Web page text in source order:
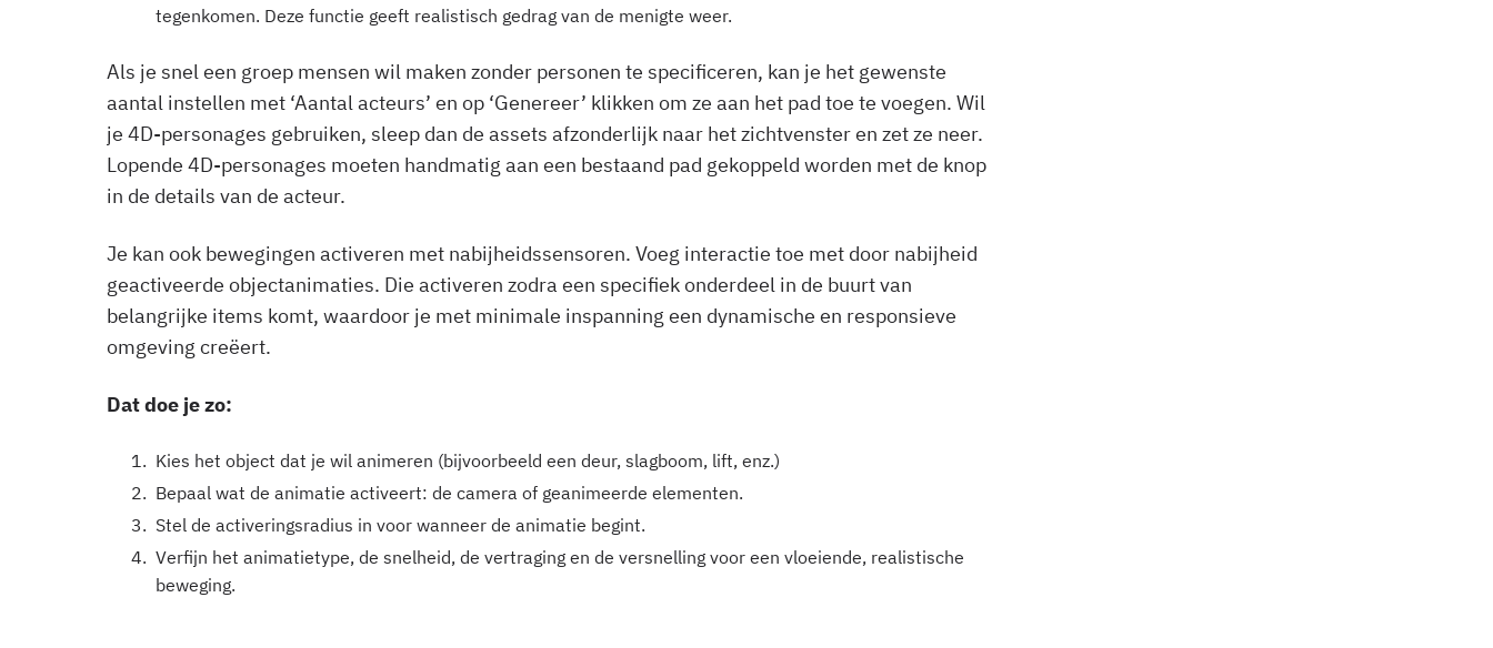
tegenkomen. Deze functie geeft realistisch gedrag van de menigte weer.
Als je snel een groep mensen wil maken zonder personen te specificeren, kan je het gewenste
aantal instellen met ‘Aantal acteurs’ en op ‘Genereer’ klikken om ze aan het pad toe te voegen. Wil
je 4D-personages gebruiken, sleep dan de assets afzonderlijk naar het zichtvenster en zet ze neer.
Lopende 4D-personages moeten handmatig aan een bestaand pad gekoppeld worden met de knop
in de details van de acteur.
Je kan ook bewegingen activeren met nabijheidssensoren. Voeg interactie toe met door nabijheid
geactiveerde objectanimaties. Die activeren zodra een specifiek onderdeel in de buurt van
belangrijke items komt, waardoor je met minimale inspanning een dynamische en responsieve
omgeving creëert.
Dat doe je zo:
Kies het object dat je wil animeren (bijvoorbeeld een deur, slagboom, lift, enz.)
Bepaal wat de animatie activeert: de camera of geanimeerde elementen.
Stel de activeringsradius in voor wanneer de animatie begint.
Verfijn het animatietype, de snelheid, de vertraging en de versnelling voor een vloeiende, realistische
beweging.